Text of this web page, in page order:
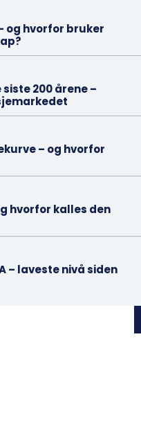
og hvorfor bruker
200 årene –
– og hvorfor
hvorfor kalles den
– laveste nivå siden